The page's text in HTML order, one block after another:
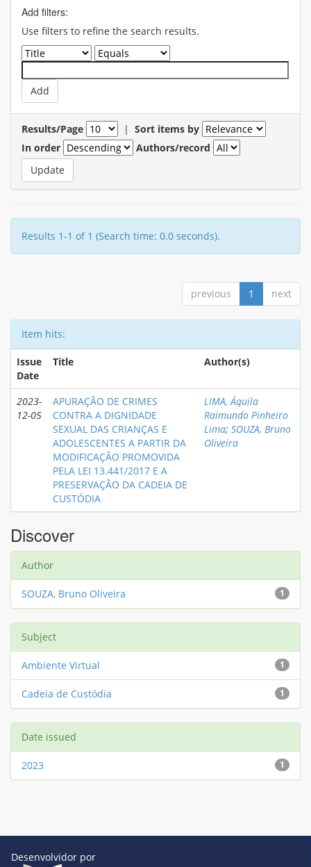
Add filters:
Use filters to refine the search results.
Results/Page | Sort items by
In order
Authors/record
Results 1-1 of 1 (Search time: 0.0 seconds).
previous 1 next
Item hits:
Issue
Date
Title Author(s)
2023-
12-05
APURAÇÃO DE CRIMES
CONTRA A DIGNIDADE
SEXUAL DAS CRIANÇAS E
ADOLESCENTES A PARTIR DA
MODIFICAÇÃO PROMOVIDA
PELA LEI 13.441/2017 E A
PRESERVAÇÃO DA CADEIA DE
CUSTÓDIA
LIMA, Áquila
Raimundo Pinheiro
Lima; SOUZA, Bruno
Oliveira
Discover
Author
1
SOUZA, Bruno Oliveira
Subject
1
Ambiente Virtual
1
Cadeia de Custódia
Date issued
1
2023
Desenvolvidor por